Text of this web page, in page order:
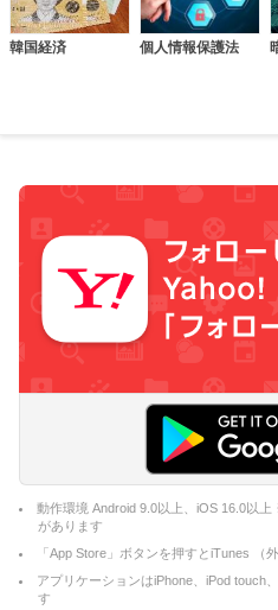
韓国経済 個人情報保護法
動作環境 Android 9.0以上、iOS 16.0以
があります
「App Store」ボタンを押すとiTunes （
アプリケーションはiPhone、iPod touch
す